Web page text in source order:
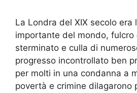
La Londra del XIX secolo era
importante del mondo, fulcro
sterminato e culla di
progresso incontrollato ben
per molti in una condanna a
povertà e crimine dilagarono